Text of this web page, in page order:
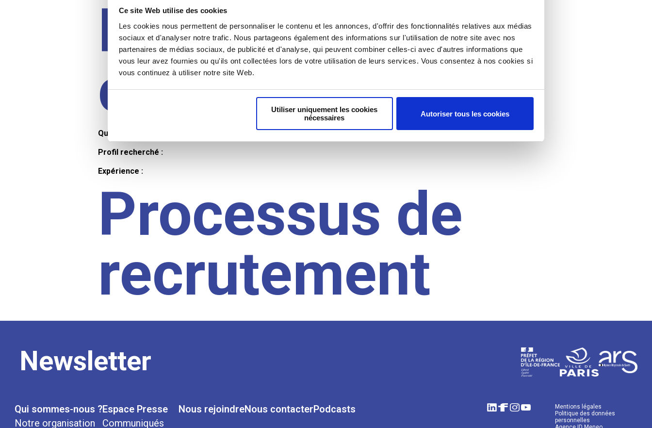
Ce site Web utilise des cookies
Les cookies nous permettent de personnaliser le contenu et les annonces, d'offrir des fonctionnalités relatives aux médias
sociaux et d'analyser notre trafic. Nous partageons également des informations sur l'utilisation de notre site avec nos
partenaires de médias sociaux, de publicité et d'analyse, qui peuvent combiner celles-ci avec d'autres informations que
vous leur avez fournies ou qu'ils ont collectées lors de votre utilisation de leurs services. Vous consentez à nos cookies si
vous continuez à utiliser notre site Web.
Utiliser uniquement les cookies
nécessaires
Autoriser tous les cookies
Profil du
candidat
Qualifications et diplômes :
Profil recherché :
Expérience :
Processus de
recrutement
Newsletter
Qui sommes-nous ?
Notre organisation
Espace Presse
Communiqués
Nous rejoindreNous contacterPodcasts
Mentions légales
Politique des données
personnelles